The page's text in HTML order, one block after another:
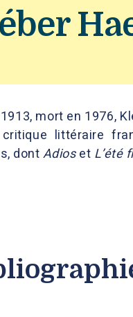
mort en 1976,
littéraire
dont Adioset L’été